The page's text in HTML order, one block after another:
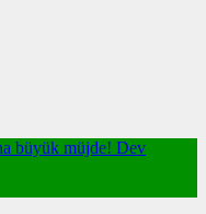
büyük müjde! Dev